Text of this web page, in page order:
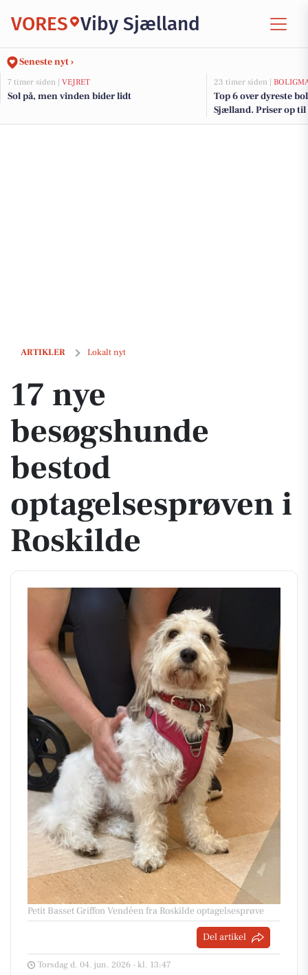
VORES Viby Sjælland
Seneste nyt ›
7 timer siden | VEJRET
Sol på, men vinden bider lidt
23 timer siden |
Top 6 over dyreste
Sjælland. Priser op til
ARTIKLER Lokalt nyt
17 nye besøgshunde bestod optagelsesprøven i Roskilde
17 nye
besøgshunde
bestod
optagelsesprøven i
Roskilde
Petit Basset Griffon Vendéen fra Roskilde optagelsesprøve
Del artikel
Torsdag d. 04. jun. 2026 - kl. 13:47